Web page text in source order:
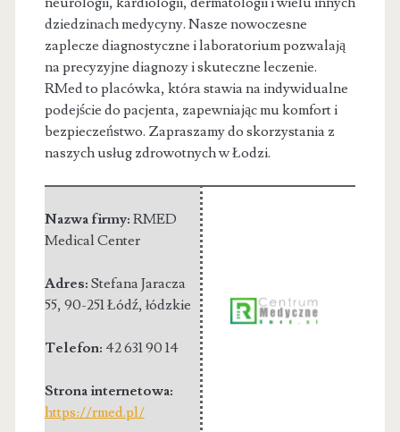
dziedzinach medycyny. Nasze nowoczesne
zaplecze diagnostyczne i laboratorium pozwalają
na precyzyjne diagnozy i skuteczne leczenie.
RMed to placówka, która stawia na indywidualne
podejście do pacjenta, zapewniając mu komfort i
bezpieczeństwo. Zapraszamy do skorzystania z
naszych usług zdrowotnych w Łodzi.
Nazwa firmy: RMED
Medical Center
Adres: Stefana Jaracza
55, 90-251 Łódź, łódzkie
Telefon: 42 631 90 14
Strona internetowa:
https://rmed.pl/